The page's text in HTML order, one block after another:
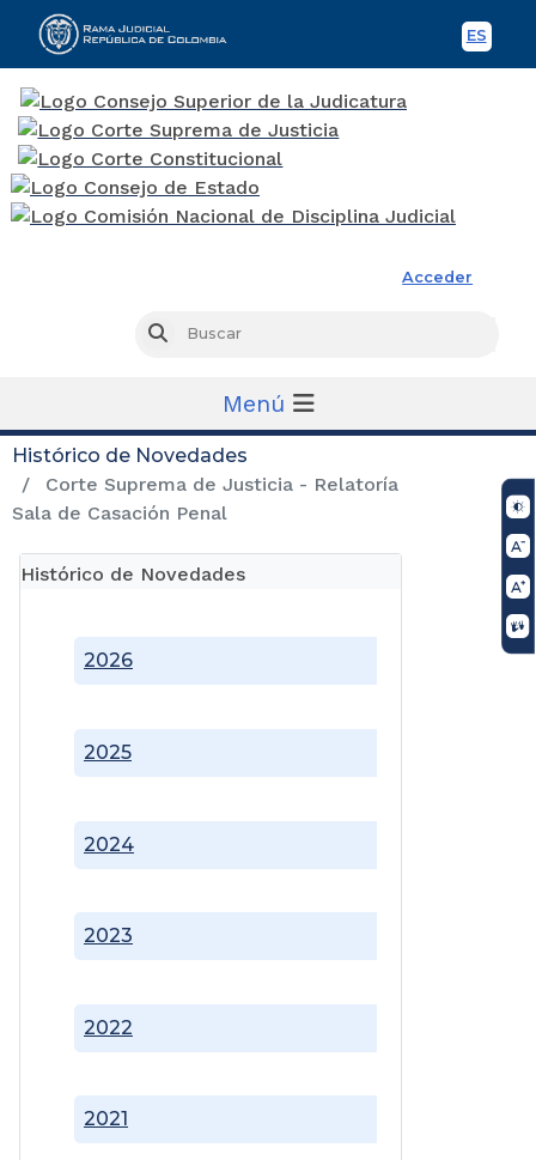
ES
Acceder
Buscar
Menú
Histórico de Novedades
Corte Suprema de Justicia - Relatoría
Sala de Casación Penal
Histórico de Novedades
2021
2022
2023
2024
2025
2026